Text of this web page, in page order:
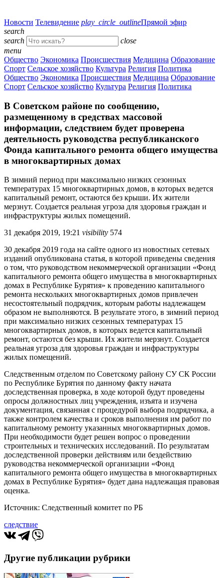
Новости Телевидение play_circle_outlineПрямой эфир
search
search
close
menu
Общество Экономика Происшествия Медицина Образование
Спорт Сельское хозяйство Культура Религия Политика
Общество Экономика Происшествия Медицина Образование
Спорт Сельское хозяйство Культура Религия Политика
В Советском районе по сообщению,
размещенному в средствах массовой
информации, следствием будет проверена
деятельность руководства республиканского
Фонда капитального ремонта общего имущества
в многоквартирных домах
В зимний период при максимально низких сезонных
температурах 15 многоквартирных домов, в которых ведется
капитальный ремонт, остаются без крыши. Их жители
мерзнут. Создается реальная угроза для здоровья граждан и
инфраструктуры жилых помещений.
31 декабря 2019, 19:21 visibility 574
30 декабря 2019 года на сайте одного из новостных сетевых
изданий опубликована статья, в которой приведены сведения
о том, что руководством некоммерческой организации «Фонд
капитального ремонта общего имущества в многоквартирных
домах в Республике Бурятия» к проведению капитального
ремонта нескольких многоквартирных домов привлечен
несостоятельный подрядчик, которым работы надлежащем
образом не выполняются. В результате этого, в зимний период
при максимально низких сезонных температурах 15
многоквартирных домов, в которых ведется капитальный
ремонт, остаются без крыши. Их жители мерзнут. Создается
реальная угроза для здоровья граждан и инфраструктуры
жилых помещений.
Следственным отделом по Советскому району СУ СК России
по Республике Бурятия по данному факту начата
доследственная проверка, в ходе которой будут проведены
опросы должностных лиц учреждения, изъята и изучена
документация, связанная с процедурой выбора подрядчика, а
также контролем качества и сроков выполнения им работ по
капитальному ремонту указанных многоквартирных домов.
При необходимости будет решен вопрос о проведении
строительных и технических исследований. По результатам
доследственной проверки действиям или бездействию
руководства некоммерческой организации «Фонд
капитального ремонта общего имущества в многоквартирных
домах в Республике Бурятия» будет дана надлежащая правовая
оценка.
Источник: Следственный комитет по РБ
следствие
Другие публикации рубрики